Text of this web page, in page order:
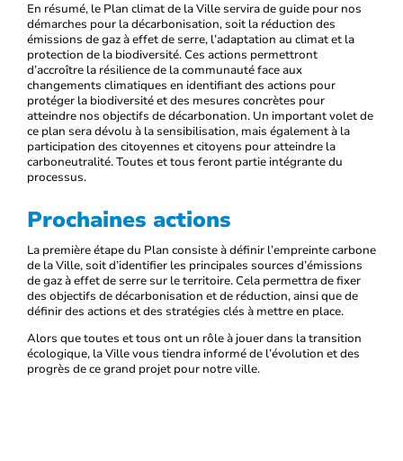
En résumé, le Plan climat de la Ville servira de guide pour nos
démarches pour la décarbonisation, soit la réduction des
émissions de gaz à effet de serre, l’adaptation au climat et la
protection de la biodiversité. Ces actions permettront
d’accroître la résilience de la communauté face aux
changements climatiques en identifiant des actions pour
protéger la biodiversité et des mesures concrètes pour
atteindre nos objectifs de décarbonation. Un important volet de
ce plan sera dévolu à la sensibilisation, mais également à la
participation des citoyennes et citoyens pour atteindre la
carboneutralité. Toutes et tous feront partie intégrante du
processus.
Prochaines actions
La première étape du Plan consiste à définir l’empreinte carbone
de la Ville, soit d’identifier les principales sources d’émissions
de gaz à effet de serre sur le territoire. Cela permettra de fixer
des objectifs de décarbonisation et de réduction, ainsi que de
définir des actions et des stratégies clés à mettre en place.
Alors que toutes et tous ont un rôle à jouer dans la transition
écologique, la Ville vous tiendra informé de l’évolution et des
progrès de ce grand projet pour notre ville.